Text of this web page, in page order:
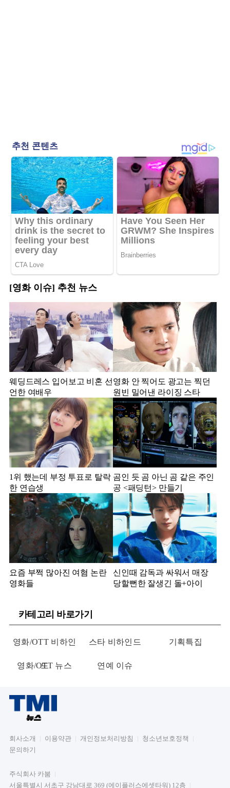
[영화 이슈] 추천 뉴스
웨딩드레스 입어보고 비혼 선
언한 여배우
영화 안 찍어도 광고는 찍던
원빈 밀어낸 라이징 스타
1위 했는데 부정 투표로 탈락
한 연습생
곰인 듯 곰 아닌 곰 같은 주인
공 <패딩턴> 만들기
요즘 부쩍 많아진 여혐 논란
영화들
신인때 감독과 싸워서 매장
당할뻔한 잘생긴 돌+아이
카테고리 바로가기
영화/OTT 비하인
드
스타 비하인드 기획특집
영화/OTT 뉴스 연예 이슈
회사소개 이용약관 개인정보처리방침
청소년보호정책
문의하기
주식회사 카붐
서울특별시 서초구 강남대로 369 (에이플러스에셋타워) 12층